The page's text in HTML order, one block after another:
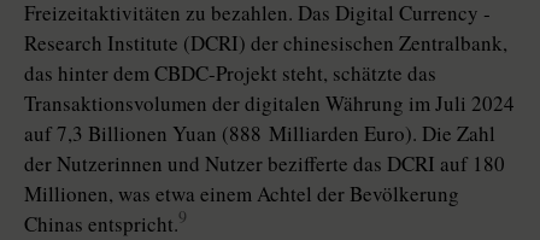
Freizeitaktivitäten zu bezahlen. Das Digital Currency ­
Research Institute (DCRI) der chinesischen Zentralbank,
das hinter dem CBDC-Projekt steht, schätzte das
Transaktionsvolumen der digitalen Währung im Juli 2024
auf 7,3 Billionen Yuan (888 Milliarden Euro). Die Zahl
der Nutzerinnen und Nutzer bezifferte das DCRI auf 180
Millionen, was etwa einem Achtel der Bevölkerung
Chinas entspricht.9